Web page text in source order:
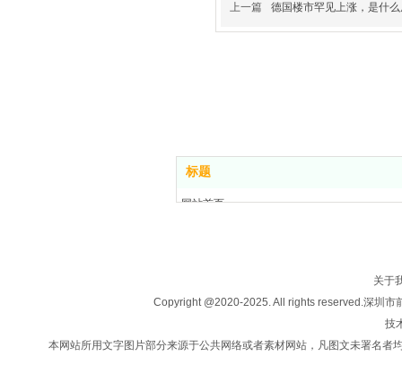
上一篇 德国楼市罕见上涨，是什
标题
网站首页
法律咨询
联系我们
关于
Copyright @2020-2025. All rights reserved.深圳
技
本网站所用文字图片部分来源于公共网络或者素材网站，凡图文未署名